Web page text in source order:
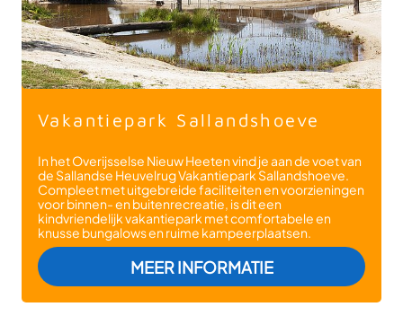
Vakantiepark Sallandshoeve
In het Overijsselse Nieuw Heeten vind je aan de voet van
de Sallandse Heuvelrug Vakantiepark Sallandshoeve.
Compleet met uitgebreide faciliteiten en voorzieningen
voor binnen- en buitenrecreatie, is dit een
kindvriendelijk vakantiepark met comfortabele en
knusse bungalows en ruime kampeerplaatsen.
MEER INFORMATIE: